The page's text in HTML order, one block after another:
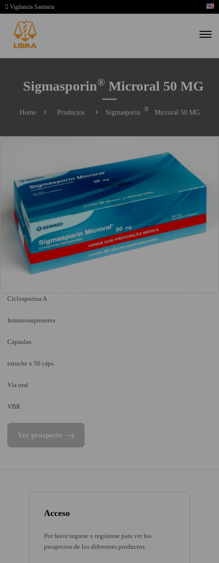
Vigilancia Sanitaria
Sigmasporin® Microral 50 MG
Home Productos Sigmasporin ® Microral 50 MG
Acceso
Por favor ingrese o regístrese para ver los
prospectos de los diferentes productos.
Ciclosporina A
Inmunosupresores
Cápsulas
estuche x 50 cáps.
Vía oral
VBR
Ver prospecto